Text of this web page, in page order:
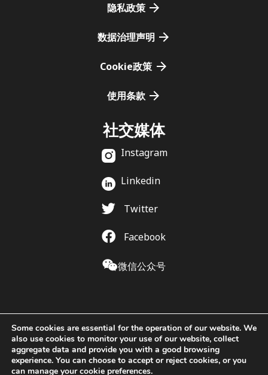
隐私政策
数据治理声明
Cookie政策
使用条款
社交媒体
Instagram
Linkedin
Twitter
Facebook
微信公众号
Some cookies are essential for the operation of our website. We
also use cookies to monitor your use of our website, collect
aggregate data and provide you with a good browsing
experience. You can choose to accept or reject cookies, or you
can manage your cookie preferences.